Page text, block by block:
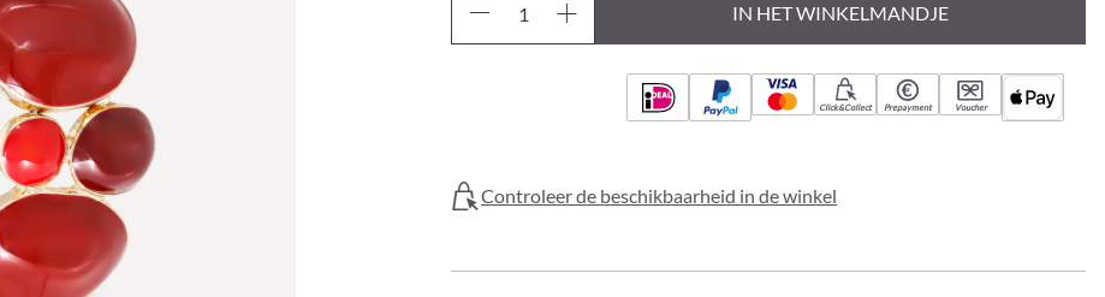
IN HET WINKELMANDJE
Click&Collect Prepayment Voucher
Controleer de beschikbaarheid in de winkel